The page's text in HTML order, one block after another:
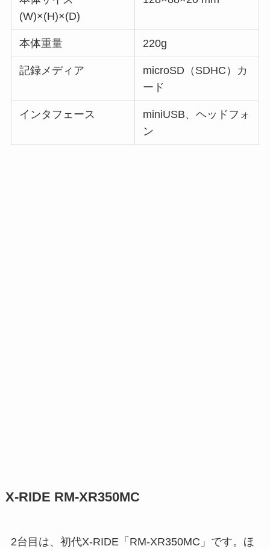
(W)×(H)×(D)
本体重量 220g
記録メディア
microSD（SDHC）カ
ード
インタフェース
miniUSB、ヘッドフォ
ン
X-RIDE RM-XR350MC
2台目は、初代X-RIDE「RM-XR350MC」です。ほ